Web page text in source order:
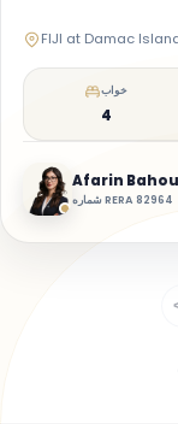
FIJI at Damac
خواب
4
Afarin
شماره RERA 82964